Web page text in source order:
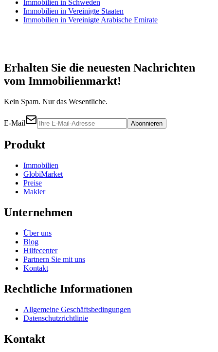
Immobilien in Schweden
Immobilien in Vereinigte Staaten
Immobilien in Vereinigte Arabische Emirate
Erhalten Sie die neuesten Nachrichten
vom Immobilienmarkt!
Kein Spam. Nur das Wesentliche.
E-Mail Abonnieren
Produkt
Immobilien
GlobiMarket
Preise
Makler
Unternehmen
Über uns
Blog
Hilfecenter
Partnern Sie mit uns
Kontakt
Rechtliche Informationen
Allgemeine Geschäftsbedingungen
Datenschutzrichtlinie
Kontakt